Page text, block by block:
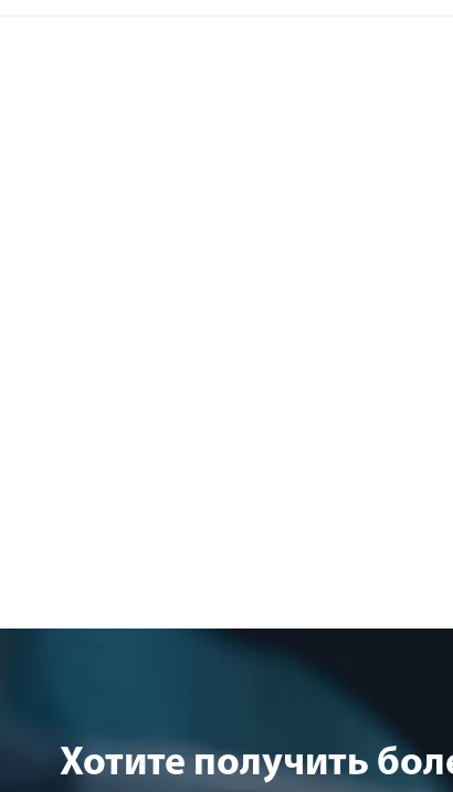
Хотите получить